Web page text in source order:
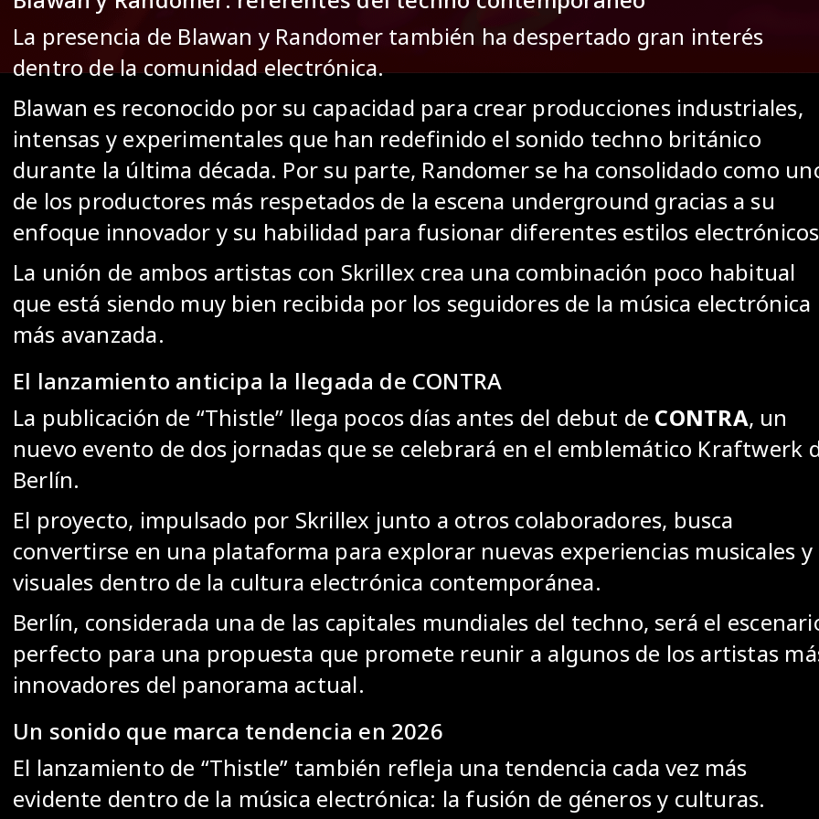
La presencia de Blawan y Randomer también ha despertado gran interés
dentro de la comunidad electrónica.
Blawan es reconocido por su capacidad para crear producciones industriales,
intensas y experimentales que han redefinido el sonido techno británico
durante la última década. Por su parte, Randomer se ha consolidado como
de los productores más respetados de la escena underground gracias a su
enfoque innovador y su habilidad para fusionar diferentes estilos
La unión de ambos artistas con Skrillex crea una combinación poco habitual
que está siendo muy bien recibida por los seguidores de la música electrónica
más avanzada.
El lanzamiento anticipa la llegada de CONTRA
La publicación de “Thistle” llega pocos días antes del debut de CONTRA, un
nuevo evento de dos jornadas que se celebrará en el emblemático Kraftwerk
Berlín.
El proyecto, impulsado por Skrillex junto a otros colaboradores, busca
convertirse en una plataforma para explorar nuevas experiencias musicales y
visuales dentro de la cultura electrónica contemporánea.
Berlín, considerada una de las capitales mundiales del techno, será el
perfecto para una propuesta que promete reunir a algunos de los artistas
innovadores del panorama actual.
Un sonido que marca tendencia en 2026
El lanzamiento de “Thistle” también refleja una tendencia cada vez más
evidente dentro de la música electrónica: la fusión de géneros y culturas.